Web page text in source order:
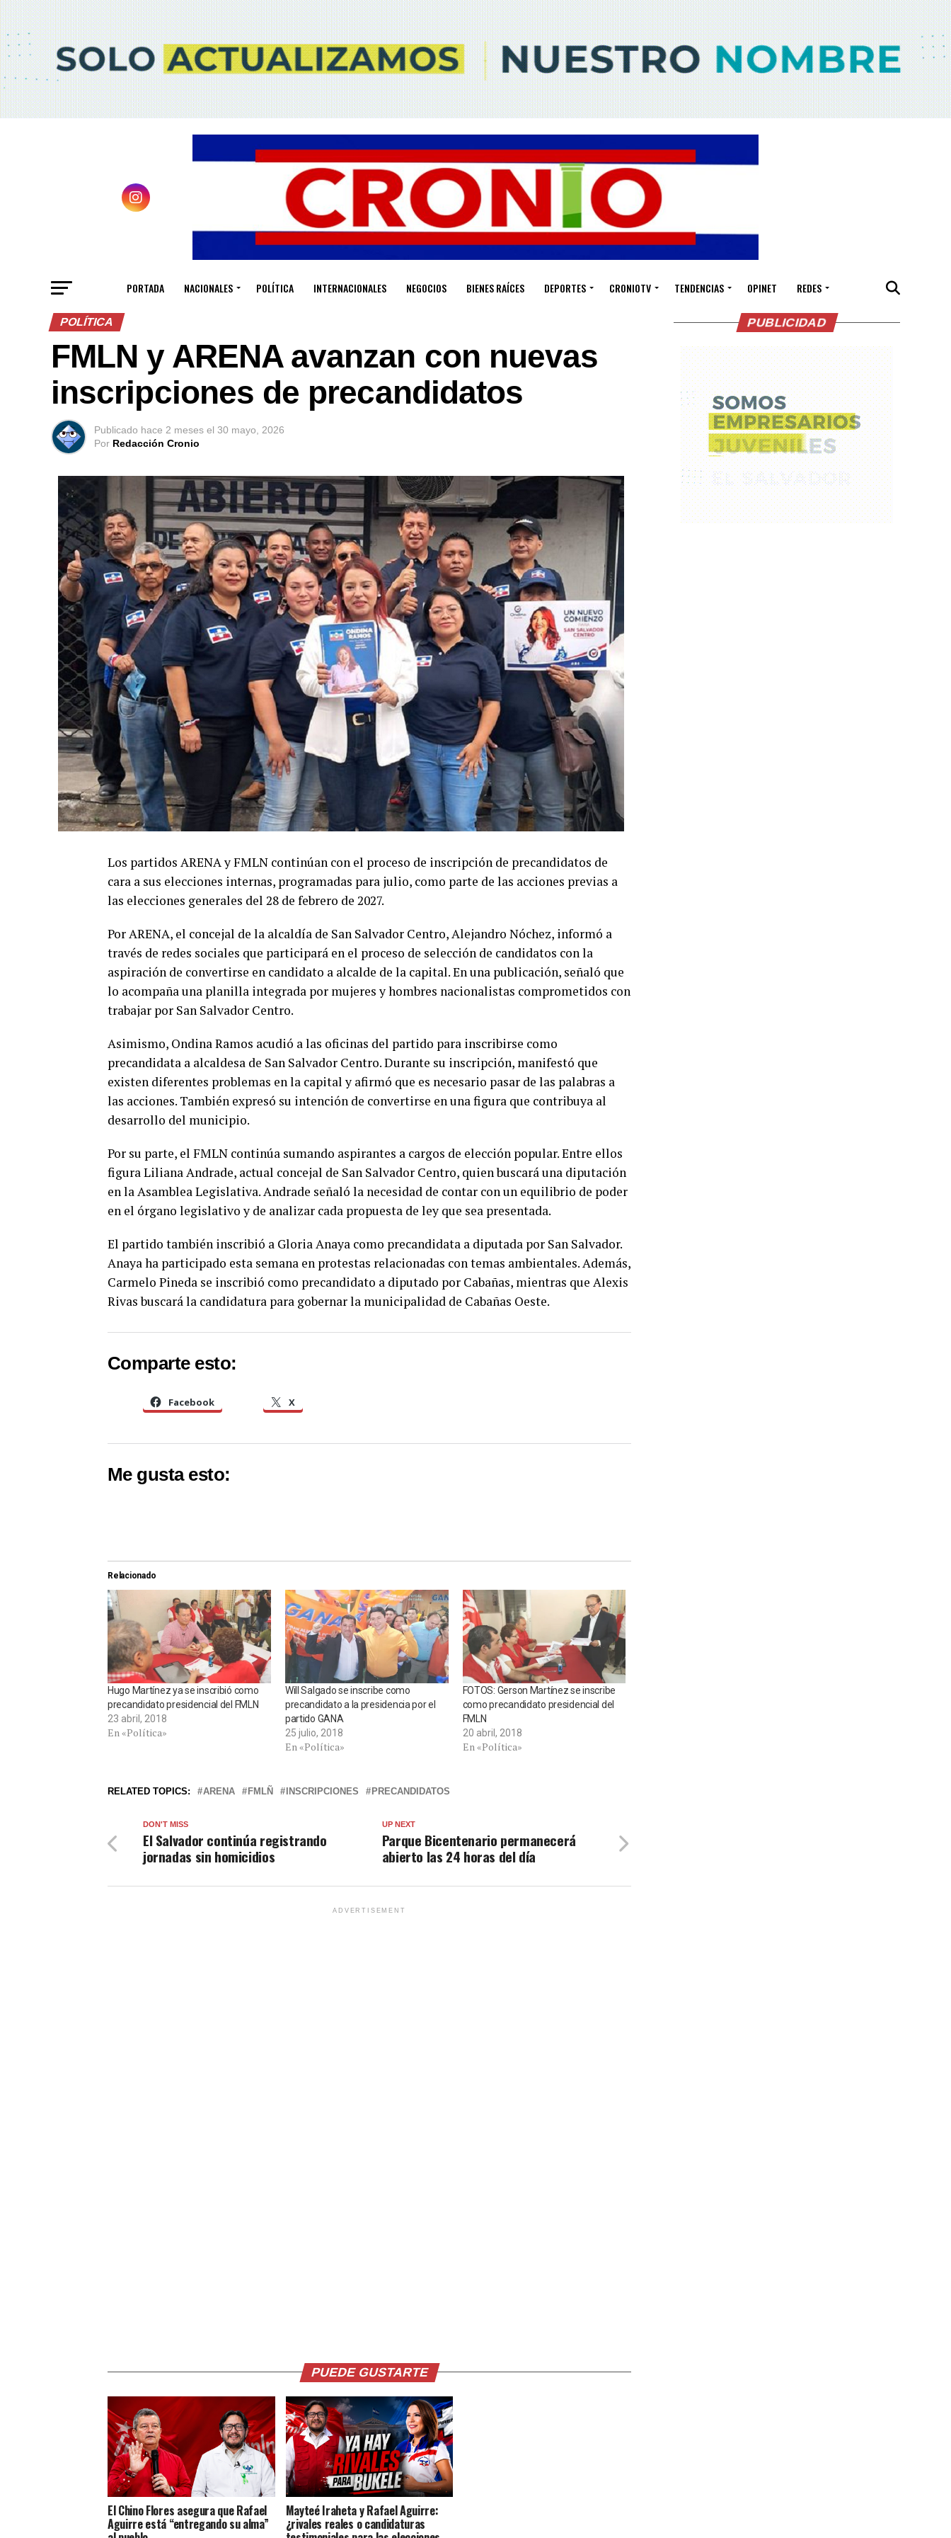
PORTADA NACIONALES POLÍTICA INTERNACIONALES NEGOCIOS BIENES RAÍCES DEPORTES CRONIOTV TENDENCIAS OPINET REDES
POLÍTICA
FMLN y ARENA avanzan con nuevas
inscripciones de precandidatos
Publicado hace 2 meses el 30 mayo, 2026
Por Redacción Cronio
Los partidos ARENA y FMLN continúan con el proceso de inscripción de precandidatos de
cara a sus elecciones internas, programadas para julio, como parte de las acciones previas a
las elecciones generales del 28 de febrero de 2027.
Por ARENA, el concejal de la alcaldía de San Salvador Centro, Alejandro Nóchez, informó a
través de redes sociales que participará en el proceso de selección de candidatos con la
aspiración de convertirse en candidato a alcalde de la capital. En una publicación, señaló que
lo acompaña una planilla integrada por mujeres y hombres nacionalistas comprometidos con
trabajar por San Salvador Centro.
Asimismo, Ondina Ramos acudió a las oficinas del partido para inscribirse como
precandidata a alcaldesa de San Salvador Centro. Durante su inscripción, manifestó que
existen diferentes problemas en la capital y afirmó que es necesario pasar de las palabras a
las acciones. También expresó su intención de convertirse en una figura que contribuya al
desarrollo del municipio.
Por su parte, el FMLN continúa sumando aspirantes a cargos de elección popular. Entre ellos
figura Liliana Andrade, actual concejal de San Salvador Centro, quien buscará una diputación
en la Asamblea Legislativa. Andrade señaló la necesidad de contar con un equilibrio de poder
en el órgano legislativo y de analizar cada propuesta de ley que sea presentada.
El partido también inscribió a Gloria Anaya como precandidata a diputada por San Salvador.
Anaya ha participado esta semana en protestas relacionadas con temas ambientales. Además,
Carmelo Pineda se inscribió como precandidato a diputado por Cabañas, mientras que Alexis
Rivas buscará la candidatura para gobernar la municipalidad de Cabañas Oeste.
Comparte esto:
Facebook X
Me gusta esto:
Relacionado
Hugo Martínez ya se inscribió como
precandidato presidencial del FMLN
23 abril, 2018
En «Política»
Will Salgado se inscribe como
precandidato a la presidencia por el
partido GANA
25 julio, 2018
En «Política»
FOTOS: Gerson Martínez se inscribe
como precandidato presidencial del
FMLN
20 abril, 2018
En «Política»
RELATED TOPICS: ARENA FMLÑ INSCRIPCIONES PRECANDIDATOS
UP NEXT
Parque Bicentenario permanecerá
abierto las 24 horas del día
DON'T MISS
El Salvador continúa registrando
jornadas sin homicidios
ADVERTISEMENT
PUEDE GUSTARTE
El Chino Flores asegura que Rafael
Aguirre está “entregando su alma”
Mayteé Iraheta y Rafael Aguirre:
¿rivales reales o candidaturas
PUBLICIDAD